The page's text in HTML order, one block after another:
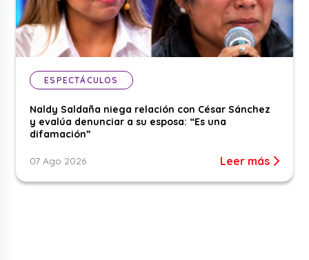
ESPECTÁCULOS
Naldy Saldaña niega relación con César Sánchez
y evalúa denunciar a su esposa: “Es una
difamación”
07 Ago 2026 Leer más